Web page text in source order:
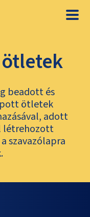
beadott és
ötletek
adott
létrehozott
szavazólapra